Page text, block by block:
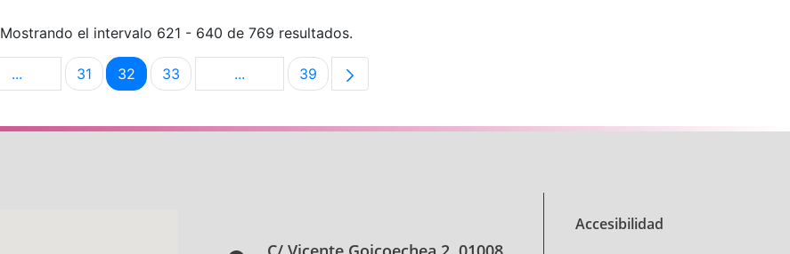
Mostrando el intervalo 621 - 640 de 769 resultados.
...Páginas intermedias Use TAB para desplazarse.
Página
31 Página
32 Página
33 ...Páginas intermedias Use TAB para desplazarse.
Página
39
Accesibilidad